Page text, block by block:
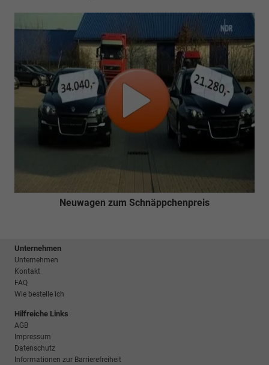
Neuwagen zum Schnäppchenpreis
Unternehmen
Unternehmen
Kontakt
FAQ
Wie bestelle ich
Hilfreiche Links
AGB
Impressum
Datenschutz
Informationen zur Barrierefreiheit